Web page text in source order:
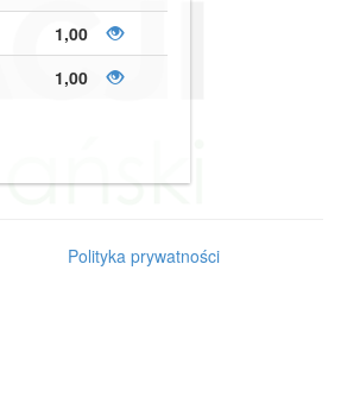
1,00
1,00
Polityka prywatności